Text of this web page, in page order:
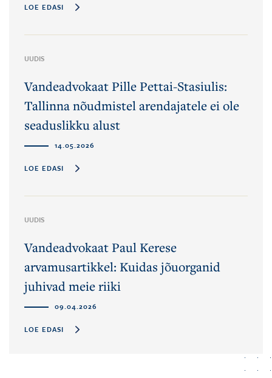
LOE EDASI
UUDIS
Vandeadvokaat Pille Pettai-Stasiulis:
Tallinna nõudmistel arendajatele ei ole
seaduslikku alust
14.05.2026
LOE EDASI
UUDIS
Vandeadvokaat Paul Kerese
arvamusartikkel: Kuidas jõuorganid
juhivad meie riiki
09.04.2026
LOE EDASI